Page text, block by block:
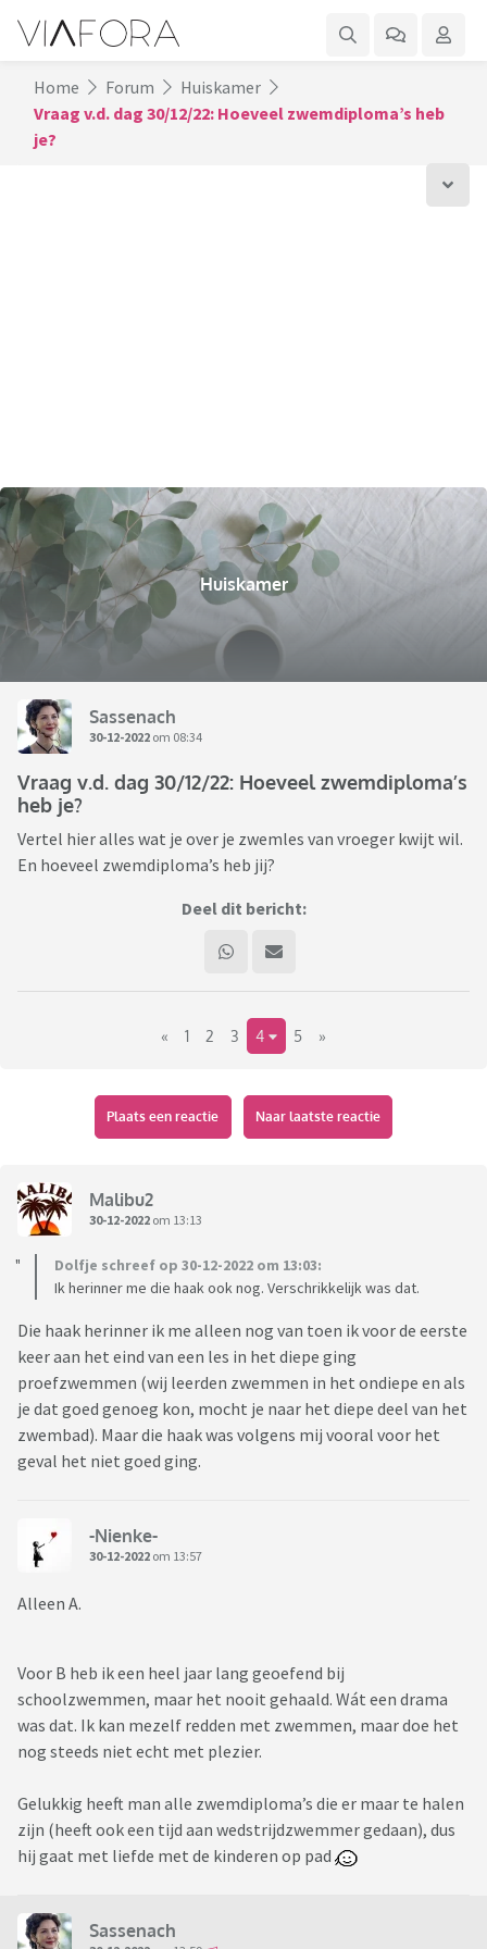
Home Forum
Huiskamer
Vraag v.d. dag 30/12/22: Hoeveel zwemdiploma’s heb
je?
Huiskamer
Sassenach
30-12-2022 om 08:34
Vraag v.d. dag 30/12/22: Hoeveel zwemdiploma’s
heb je?
Vertel hier alles wat je over je zwemles van vroeger kwijt wil.
En hoeveel zwemdiploma’s heb jij?
Deel dit bericht:
« 1 2 3 4 5 »
Plaats een reactie Naar laatste reactie
Malibu2
30-12-2022 om 13:13
Dolfje schreef op 30-12-2022 om 13:03:
Ik herinner me die haak ook nog. Verschrikkelijk was dat.
Die haak herinner ik me alleen nog van toen ik voor de eerste
keer aan het eind van een les in het diepe ging
proefzwemmen (wij leerden zwemmen in het ondiepe en als
je dat goed genoeg kon, mocht je naar het diepe deel van het
zwembad). Maar die haak was volgens mij vooral voor het
geval het niet goed ging.
-Nienke-
30-12-2022 om 13:57
Alleen A.
Voor B heb ik een heel jaar lang geoefend bij
schoolzwemmen, maar het nooit gehaald. Wát een drama
was dat. Ik kan mezelf redden met zwemmen, maar doe het
nog steeds niet echt met plezier.
Gelukkig heeft man alle zwemdiploma’s die er maar te halen
zijn (heeft ook een tijd aan wedstrijdzwemmer gedaan), dus
hij gaat met liefde met de kinderen op pad
Sassenach